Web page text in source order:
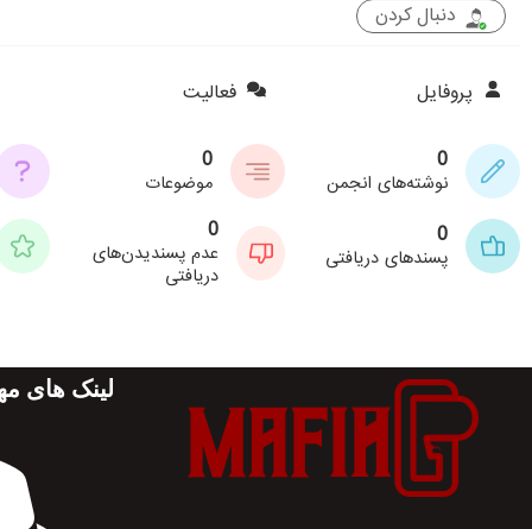
دنبال کردن
پروفایل فعالیت
0
نوشته‌های انجمن
0
موضوعات
0
پسندهای دریافتی
0
عدم پسندیدن‌های
دریافتی
لینک های